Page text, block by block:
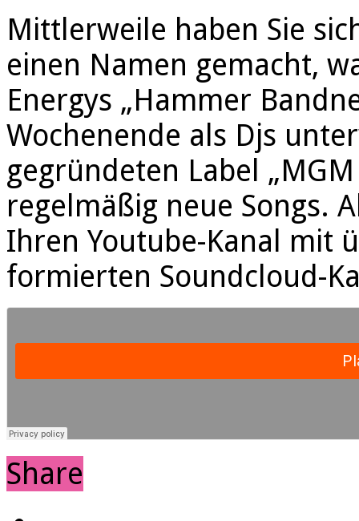
Mittlerweile haben Sie
einen Namen gemacht,
Energys „Hammer
Wochenende als Djs
gegründeten Label
regelmäßig neue Songs.
Ihren Youtube-Kanal mit
formierten Soundcloud-
Share